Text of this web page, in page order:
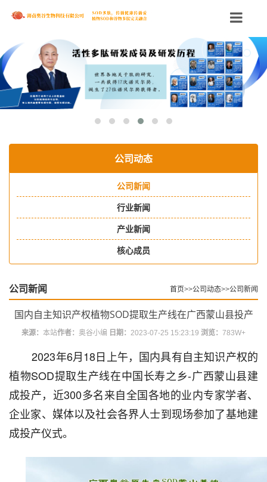
Toggle
公司动态
公司新闻
行业新闻
产业新闻
核心成员
公司新闻 首页>>公司动态>>公司新闻
国内自主知识产权植物SOD提取生产线在广西蒙山县投产
来源： 本站作者： 奥谷小编 日期： 2023-07-25 15:23:19 浏览： 783W+
2023年6月18日上午，国内具有自主知识产权的
植物SOD提取生产线在中国长寿之乡-广西蒙山县建
成投产，近300多名来自全国各地的业内专家学者、
企业家、媒体以及社会各界人士到现场参加了基地建
成投产仪式。